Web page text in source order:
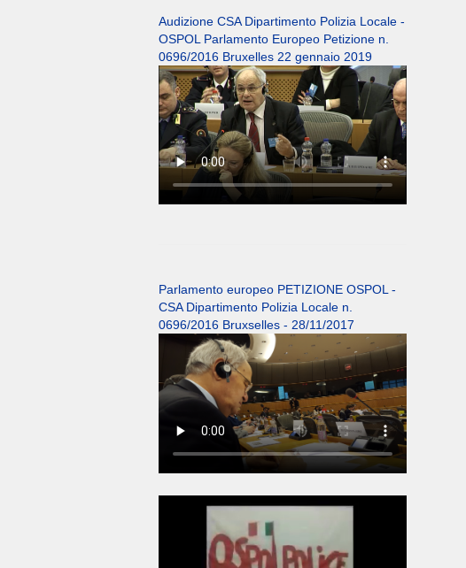
Audizione CSA Dipartimento Polizia Locale -
OSPOL Parlamento Europeo Petizione n.
0696/2016 Bruxelles 22 gennaio 2019
Parlamento europeo PETIZIONE OSPOL -
CSA Dipartimento Polizia Locale n.
0696/2016 Bruxselles - 28/11/2017